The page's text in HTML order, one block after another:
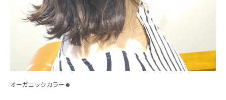
オーガニックカラー☻